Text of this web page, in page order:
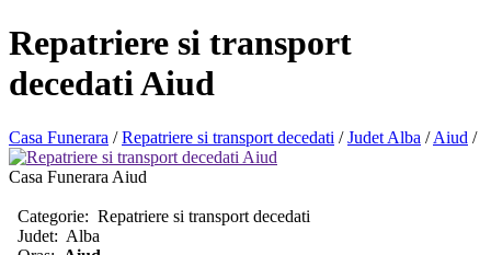
Repatriere si transport
decedati Aiud
Casa Funerara /Repatriere si transport decedati /Judet Alba /Aiud /
Casa Funerara Aiud
Categorie: Repatriere si transport decedati
Judet: Alba